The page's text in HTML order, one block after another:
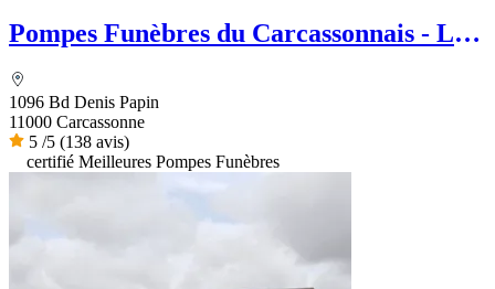
Pompes Funèbres du Carcassonnais - Le
1096 Bd Denis Papin
11000 Carcassonne
5 /5 (138 avis)
certifié Meilleures Pompes Funèbres